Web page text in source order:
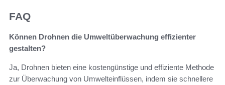
FAQ
Können Drohnen die Umweltüberwachung effizienter
gestalten?
Ja, Drohnen bieten eine kostengünstige und effiziente Methode
zur Überwachung von Umwelteinflüssen, indem sie schnellere